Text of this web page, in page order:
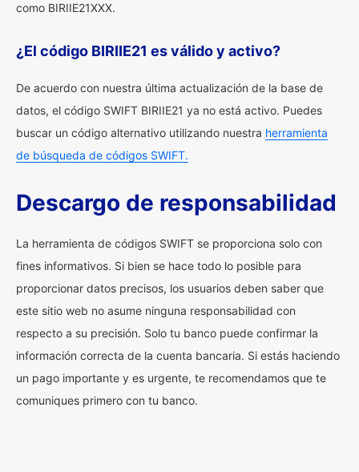
como BIRIIE21XXX.
¿El código BIRIIE21 es válido y activo?
De acuerdo con nuestra última actualización de la base de
datos, el código SWIFT BIRIIE21 ya no está activo. Puedes
buscar un código alternativo utilizando nuestra herramienta
de búsqueda de códigos SWIFT.
Descargo de responsabilidad
La herramienta de códigos SWIFT se proporciona solo con
fines informativos. Si bien se hace todo lo posible para
proporcionar datos precisos, los usuarios deben saber que
este sitio web no asume ninguna responsabilidad con
respecto a su precisión. Solo tu banco puede confirmar la
información correcta de la cuenta bancaria. Si estás haciendo
un pago importante y es urgente, te recomendamos que te
comuniques primero con tu banco.